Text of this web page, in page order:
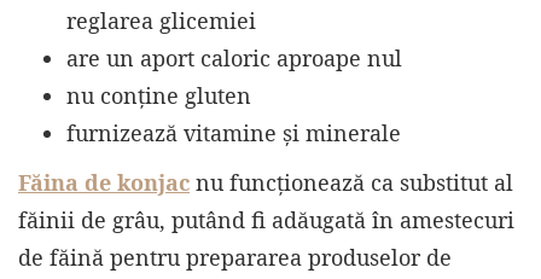
reglarea glicemiei
are un aport caloric aproape nul
nu conține gluten
furnizează vitamine și minerale
Făina de konjac nu funcționează ca substitut al
făinii de grâu, putând fi adăugată în amestecuri
de făină pentru prepararea produselor de